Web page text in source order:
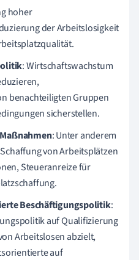
hoher
der Arbeitslosigkeit
: Wirtschaftswachstum
benachteiligten Gruppen
sicherstellen.
: Unter anderem
von Arbeitsplätzen
Steueranreize für
Beschäftigungspolitik:
auf Qualifizierung
Arbeitslosen abzielt,
auf